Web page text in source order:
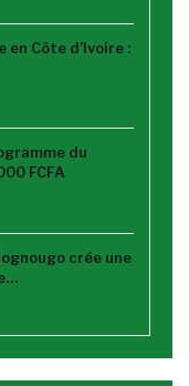
Côte d’Ivoire :
du
FCFA
crée une